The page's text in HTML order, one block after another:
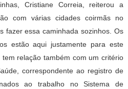
Cristiane Correia, reiterou a
com várias cidades coirmãs no
fazer essa caminhada sozinhos. Os
estão aqui justamente para este
relação também com um critério
correspondente ao registro de
ao trabalho no Sistema de